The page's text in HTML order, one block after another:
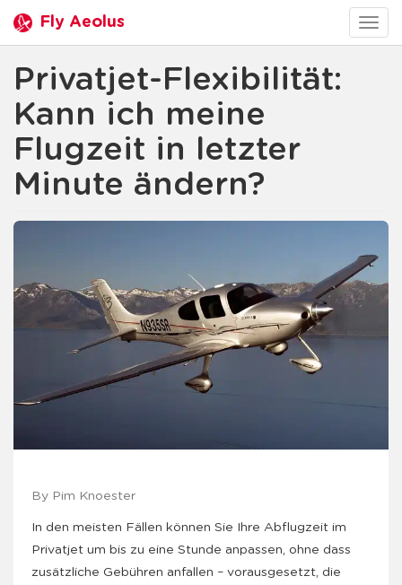
Fly Aeolus
Privatjet-Flexibilität:
Kann ich meine
Flugzeit in letzter
Minute ändern?
By Pim Knoester
In den meisten Fällen können Sie Ihre Abflugzeit im
Privatjet um bis zu eine Stunde anpassen, ohne dass
zusätzliche Gebühren anfallen – vorausgesetzt, die